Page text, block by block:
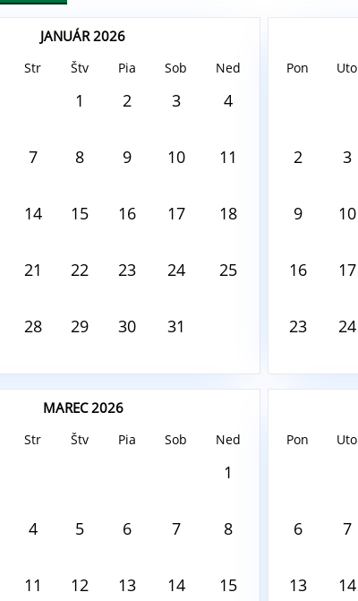
JANUÁR 2026
Str Štv Pia Sob Ned
1 2 3 4
7 8 9 10 11
14 15 16 17 18
21 22 23 24 25
28 29 30 31
Pon Uto
2 3
9 10
16 17
23 24
MAREC 2026
Str Štv Pia Sob Ned
1
4 5 6 7 8
11 12 13 14 15
Pon Uto
6 7
13 14